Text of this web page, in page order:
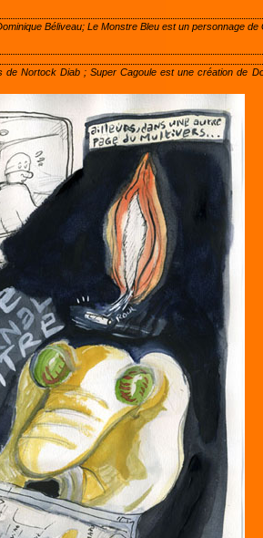
Béliveau; Le Monstre Bleu est un personnage de
Nortock Diab ; Super Cagoule est une création de